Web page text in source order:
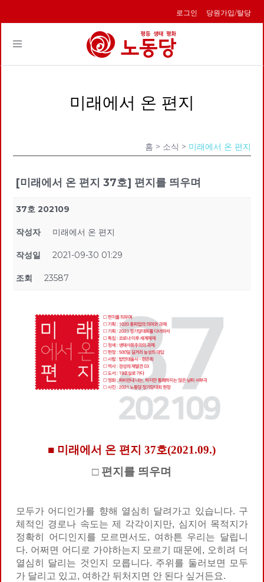
로그인 당원가입/탈당
Toggle
미래에서 온 편지
홈 > 소식 > 미래에서 온 편지
[미래에서 온 편지 37호] 편지를 띄우며
37호 202109
작성자 미래에서 온 편지
작성일 2021-09-30 01:29
조회 23587
■ 미래에서 온 편지 37호(2021.09.)
□ 편지를 띄우며
모두가 어디인가를 향해 열심히 달려가고 있습니다. 구
체적인 경로나 속도는 제 각각이지만, 심지어 목적지가
정확히 어디인지를 모르면서도, 여하튼 우리는 달립니
다. 어쩌면 어디로 가야하는지 모르기 때문에, 오히려 더
열심히 달리는 것인지 모릅니다. 주위를 둘러보면 모두
가 달리고 있고, 여하간 뒤처지면 안 된다 싶거든요.